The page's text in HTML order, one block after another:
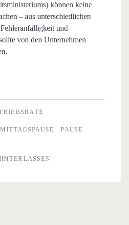
können keine
– aus unterschiedlichen
und
von den Unternehmen
MITTAGSPAUSE
PAUSE